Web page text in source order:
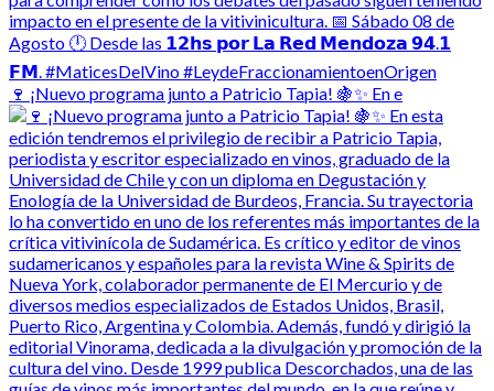
🍷 ¡Nuevo programa junto a Patricio Tapia! 🍇✨ En e